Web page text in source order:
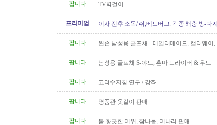
팝니다 TV벽걸이
프리미엄 이사 전후 소독/ 쥐,베드버그, 각종 해충 방-다
팝니다
왼손 남성용 골프채 - 테일러메이드, 캘러웨이,
팝니다
남성용 골프채 S-야드, 혼마 드라이버 & 우드
팝니다 고려수지침 연구 / 강좌
팝니다 명품관 옷걸이 판매
팝니다 봄 향긋한 머위, 참나물, 미나리 판매